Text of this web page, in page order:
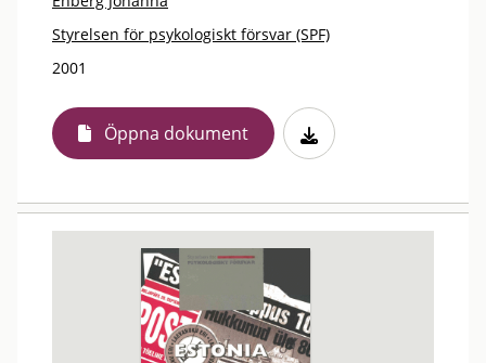
Styrelsen för psykologiskt försvar (SPF)
2001
Öppna dokument